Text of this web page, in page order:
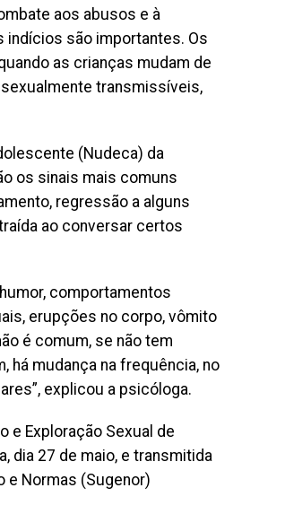
aos abusos e à
indícios são importantes. Os
as crianças mudam de
transmissíveis,
(Nudeca) da
os sinais mais comuns
regressão a alguns
ao conversar certos
comportamentos
erupções no corpo, vômito
é comum, se não tem
há mudança na frequência, no
explicou a psicóloga.
e Exploração Sexual de
dia 27 de maio, e transmitida
e Normas (Sugenor)